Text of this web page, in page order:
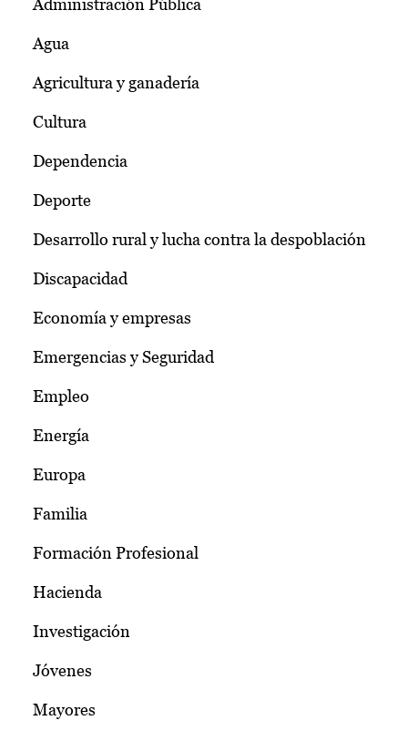
Administración Pública
Agua
Agricultura y ganadería
Cultura
Dependencia
Deporte
Desarrollo rural y lucha contra la despoblación
Discapacidad
Economía y empresas
Emergencias y Seguridad
Empleo
Energía
Europa
Familia
Formación Profesional
Hacienda
Investigación
Jóvenes
Mayores